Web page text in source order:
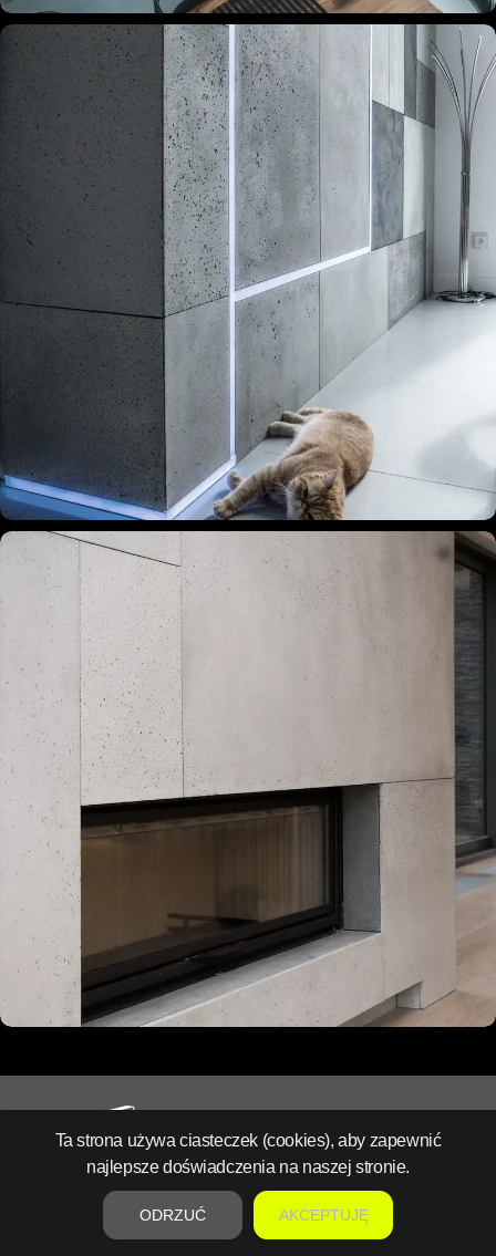
Architectural Concrete Specialists since 2016.
Ta strona używa ciasteczek (cookies), aby zapewnić
najlepsze doświadczenia na naszej stronie.
ODRZUĆ AKCEPTUJĘ